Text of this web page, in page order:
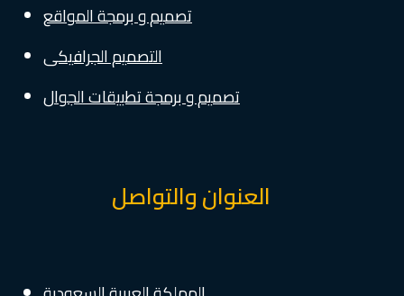
تصميم و برمجة المواقع
التصميم الجرافيكى
تصميم و برمجة تطبيقات الجوال
العنوان والتواصل